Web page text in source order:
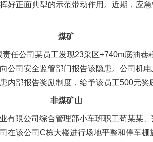
好正面典型的示范带动作用。近期，应
煤矿
公司某员工发现23采区+740m底抽巷
公司安全监管部门报告该隐患。公司机
内部报告奖励制度，给予该员工500元奖
非煤矿山
限公司综合管理部小车班职工苟某某、
在该公司C栋大楼进行场地平整和停车